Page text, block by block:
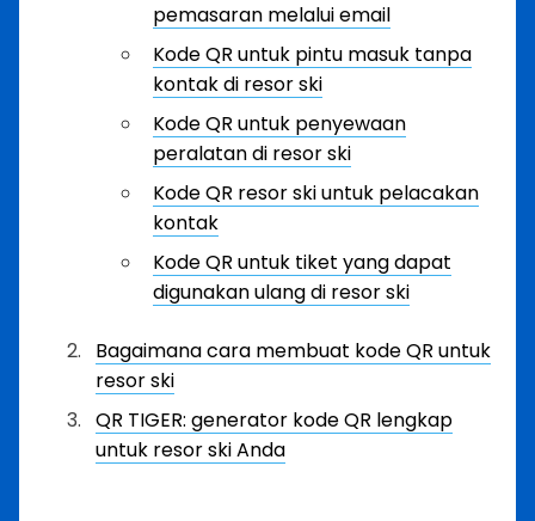
pemasaran melalui email
Kode QR untuk pintu masuk tanpa
kontak di resor ski
Kode QR untuk penyewaan
peralatan di resor ski
Kode QR resor ski untuk pelacakan
kontak
Kode QR untuk tiket yang dapat
digunakan ulang di resor ski
Bagaimana cara membuat kode QR untuk
resor ski
QR TIGER: generator kode QR lengkap
untuk resor ski Anda